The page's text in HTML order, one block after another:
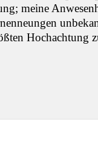
meine
Hochachtung